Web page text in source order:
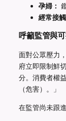
孕婦：
經常接
呼籲監管與
面對公眾壓力
府立即限制鮮
分。消費者權
（危害）。」
在監管尚未跟